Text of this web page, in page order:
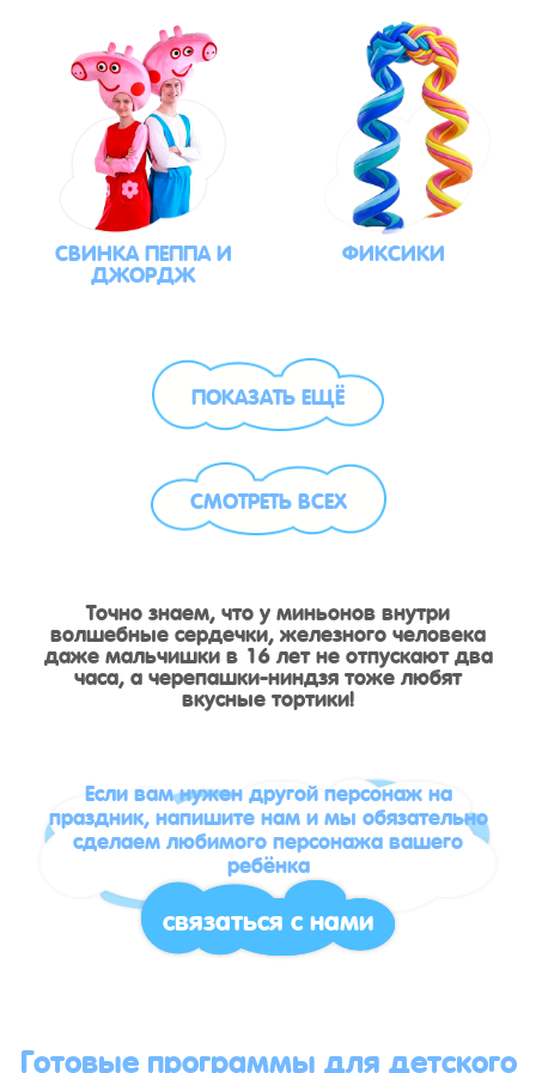
СВИНКА ПЕППА И
ДЖОРДЖ ФИКСИКИ
ПОКАЗАТЬ ЕЩЁ
СМОТРЕТЬ ВСЕХ
Точно знаем, что у миньонов внутри
волшебные сердечки, железного человека
даже мальчишки в 16 лет не отпускают два
часа, а черепашки-ниндзя тоже любят
вкусные тортики!
Если вам нужен другой персонаж на
праздник, напишите нам и мы обязательно
сделаем любимого персонажа вашего
ребёнка
связаться с нами
Готовые программы для детского